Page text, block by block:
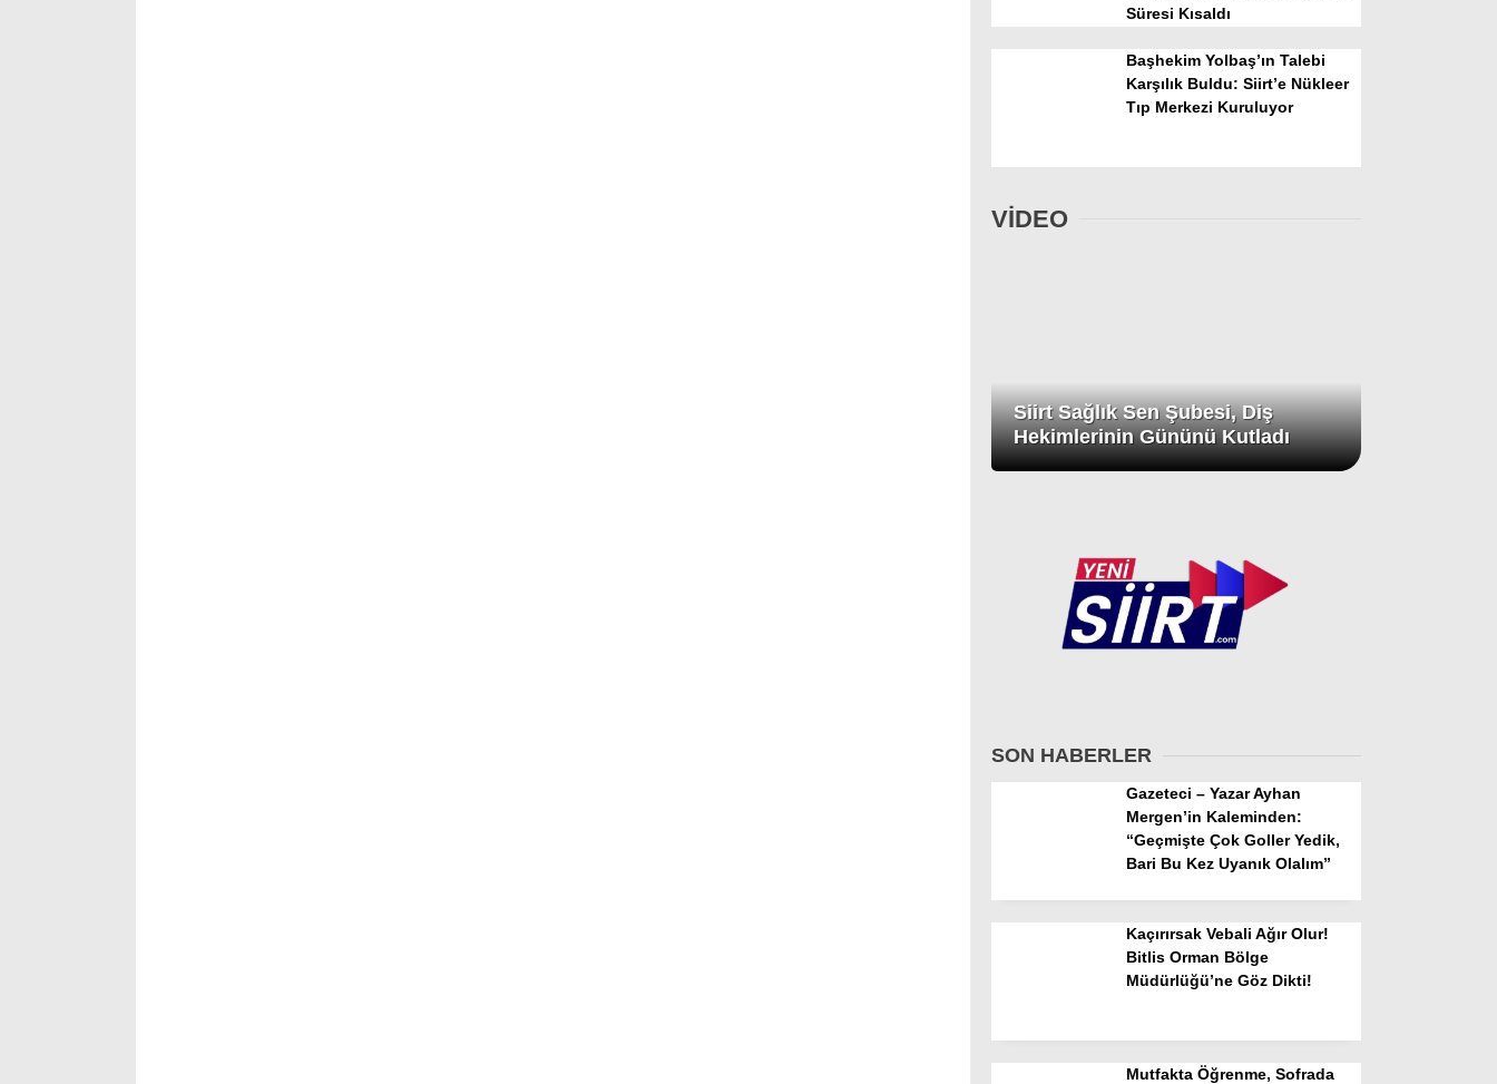
Süresi Kısaldı
Başhekim Yolbaş’ın Talebi
Karşılık Buldu: Siirt’e Nükleer
Tıp Merkezi Kuruluyor
VİDEO
Siirt Sağlık Sen Şubesi, Diş
Hekimlerinin Gününü Kutladı
SON HABERLER
Gazeteci – Yazar Ayhan
Mergen’in Kaleminden:
“Geçmişte Çok Goller Yedik,
Bari Bu Kez Uyanık Olalım”
Kaçırırsak Vebali Ağır Olur!
Bitlis Orman Bölge
Müdürlüğü’ne Göz Dikti!
Mutfakta Öğrenme, Sofrada